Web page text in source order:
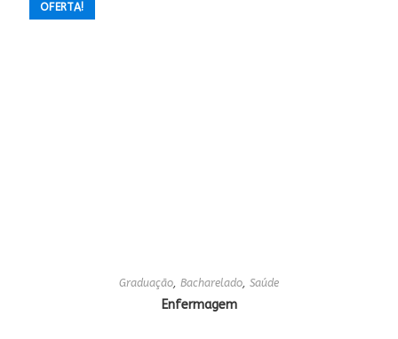
OFERTA!
Graduação, Bacharelado, Saúde
Enfermagem